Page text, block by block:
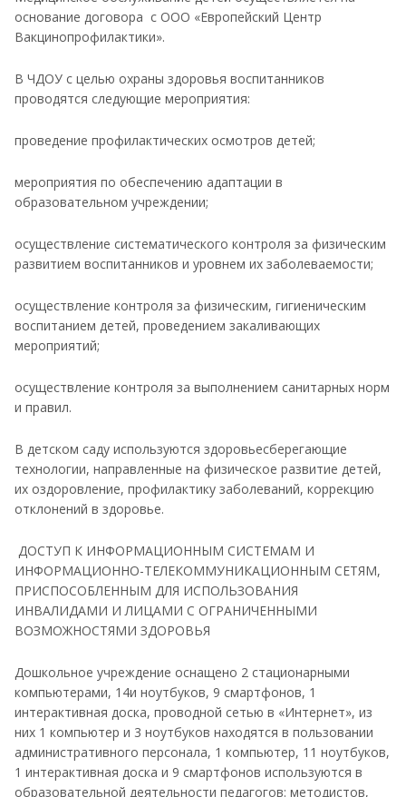
основание договора с ООО «Европейский Центр
Вакцинопрофилактики».
В ЧДОУ с целью охраны здоровья воспитанников
проводятся следующие мероприятия:
проведение профилактических осмотров детей;
мероприятия по обеспечению адаптации в
образовательном учреждении;
осуществление систематического контроля за физическим
развитием воспитанников и уровнем их заболеваемости;
осуществление контроля за физическим, гигиеническим
воспитанием детей, проведением закаливающих
мероприятий;
осуществление контроля за выполнением санитарных норм
и правил.
В детском саду используются здоровьесберегающие
технологии, направленные на физическое развитие детей,
их оздоровление, профилактику заболеваний, коррекцию
отклонений в здоровье.
ДОСТУП К ИНФОРМАЦИОННЫМ СИСТЕМАМ И
ИНФОРМАЦИОННО-ТЕЛЕКОММУНИКАЦИОННЫМ СЕТЯМ,
ПРИСПОСОБЛЕННЫМ ДЛЯ ИСПОЛЬЗОВАНИЯ
ИНВАЛИДАМИ И ЛИЦАМИ С ОГРАНИЧЕННЫМИ
ВОЗМОЖНОСТЯМИ ЗДОРОВЬЯ
Дошкольное учреждение оснащено 2 стационарными
компьютерами, 14и ноутбуков, 9 смартфонов, 1
интерактивная доска, проводной сетью в «Интернет», из
них 1 компьютер и 3 ноутбуков находятся в пользовании
административного персонала, 1 компьютер, 11 ноутбуков,
1 интерактивная доска и 9 смартфонов используются в
образовательной деятельности педагогов: методистов,